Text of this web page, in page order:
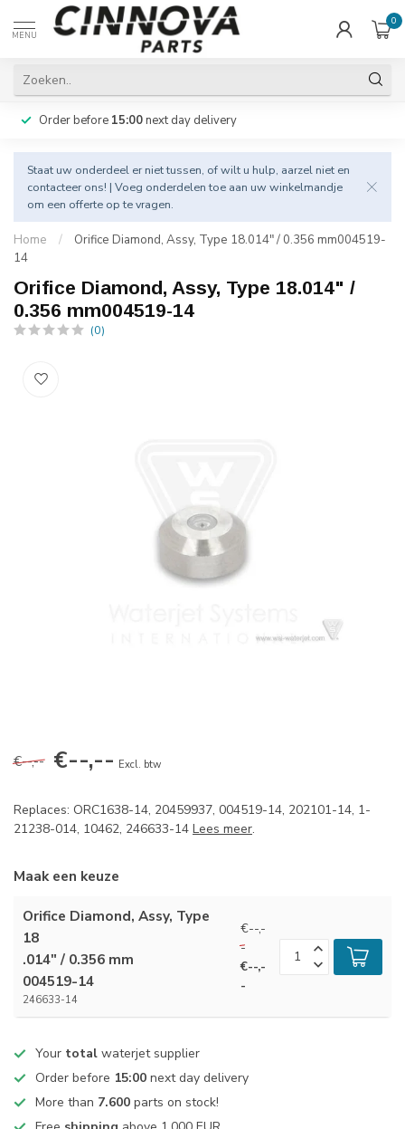
MENU
0
Order before 15:00next day delivery
Staat uw onderdeel er niet tussen, of wilt u hulp, aarzel niet en
contacteer ons! | Voeg onderdelen toe aan uw winkelmandje
om een offerte op te vragen.
Home /
Orifice Diamond, Assy, Type 18.014" / 0.356 mm004519-
14
Orifice Diamond, Assy, Type 18.014" /
0.356 mm004519-14
(0)
€--,-- €--,-- Excl. btw
Replaces: ORC1638-14, 20459937, 004519-14, 202101-14, 1-
21238-014, 10462, 246633-14 Lees meer.
Maak een keuze
Orifice Diamond, Assy, Type
18
.014" / 0.356 mm
004519-14
246633-14
€--,-
-
€--,-
-
Your total waterjet supplier
Order before 15:00 next day delivery
More than 7.600 parts on stock!